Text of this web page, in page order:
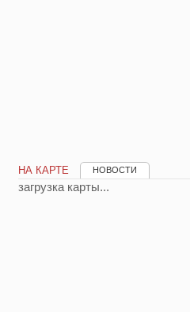
НА КАРТЕ НОВОСТИ
загрузка карты...